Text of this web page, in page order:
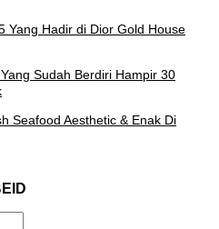
Yang Hadir di Dior Gold House
Sudah Berdiri Hampir 30
Seafood Aesthetic & Enak Di